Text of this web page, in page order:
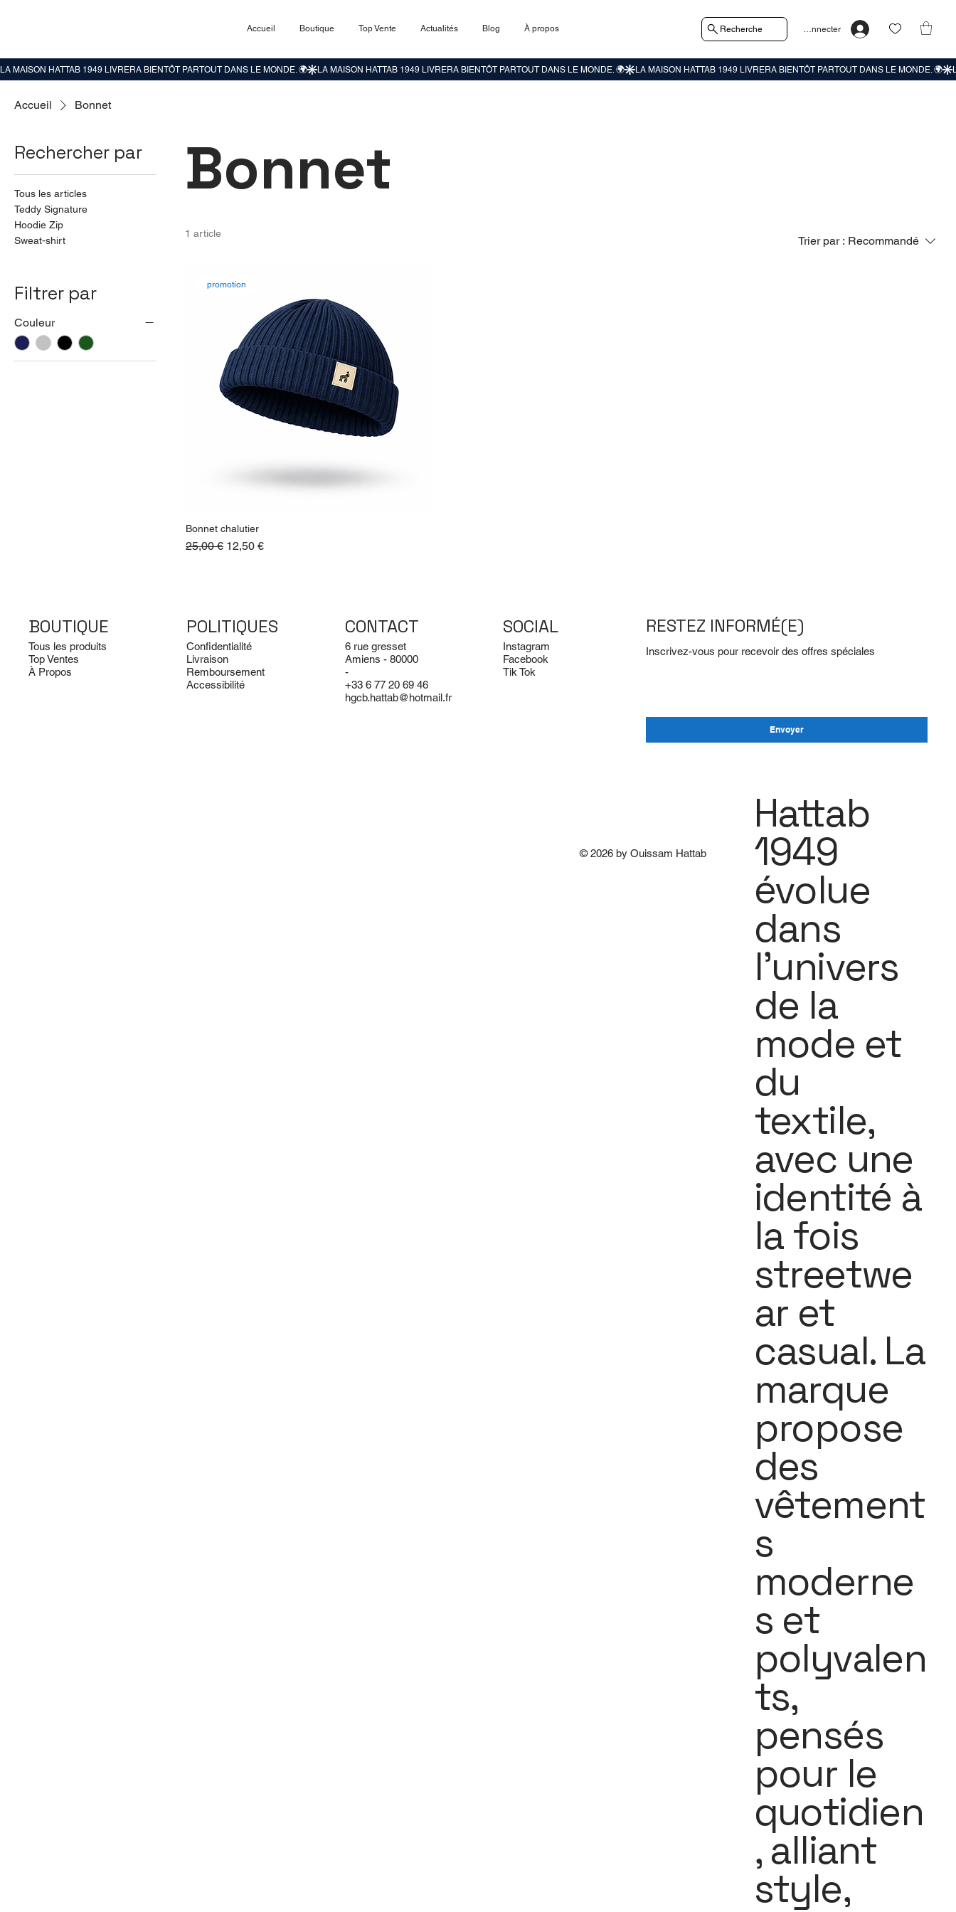
Accueil Boutique Top Vente Actualités Blog À propos Se connecter
Recherche
Accueil Bonnet
Rechercher par
Tous les articles
Teddy Signature
Hoodie Zip
Sweat-shirt
Filtrer par
Couleur
Bonnet
1 article
Trier par : Recommandé
promotion
Bonnet chalutier
Prix original
25,00 € Prix promotionnel
12,50 €
BOUTIQUE
Tous les produits
Top Ventes
À Propos
POLITIQUES
Confidentialité
Livraison
Remboursement
Accessibilité
CONTACT
6 rue gresset
Amiens - 80000
-
‪+33 6 77 20 69 46‬
hgcb.hattab@hotmail.fr
SOCIAL
Instagram
Facebook
Tik Tok
RESTEZ INFORMÉ(E)
Inscrivez-vous pour recevoir des offres spéciales
Envoyer
Hattab
1949
évolue
dans
l’univers
de la
mode et
du
textile,
avec une
identité à
la fois
streetwe
ar et
casual. La
marque
propose
des
vêtement
s
moderne
s et
polyvalen
ts,
pensés
pour le
quotidien
, alliant
style,
© 2026 by Ouissam Hattab